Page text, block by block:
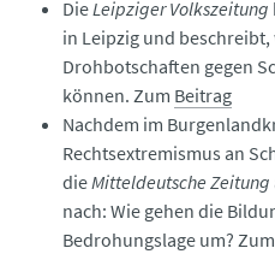
DieLeipziger Volkszeitung
in Leipzig und
Drohbotschaften gegen
können. Zum Beitrag
Nachdem im
Rechtsextremismus an
dieMitteldeutsche Zeitung
nach: Wie gehen die
Bedrohungslage um? Zum